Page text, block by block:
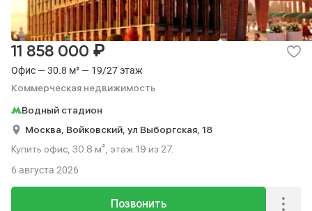
Офис — 30.8 м² — 19/27 этаж
Коммерческая недвижимость
11 858 000 ₽
Водный стадион
Москва, Войковский, ул Выборгская, 18
Купить офис, 30.8 м², этаж 19 из 27.
Позвонить
6 августа 2026